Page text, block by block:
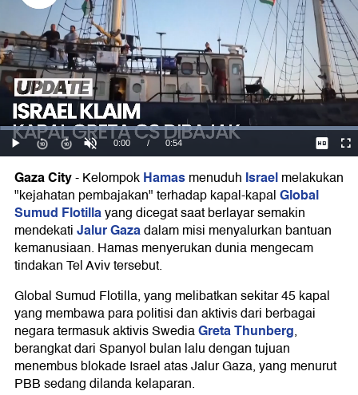
Gaza City-KelompokHamasmenuduh Israelmelakukan
"kejahatan pembajakan" terhadap kapal-kapalGlobal
Sumud Flotillayang dicegat saat berlayar semakin
mendekatiJalur Gazadalam misi menyalurkan bantuan
kemanusiaan. Hamas menyerukan dunia mengecam
tindakan Tel Aviv tersebut.
Global Sumud Flotilla, yang melibatkan sekitar 45 kapal
yang membawa para politisi dan aktivis dari berbagai
negara termasuk aktivis SwediaGreta Thunberg,
berangkat dari Spanyol bulan lalu dengan tujuan
menembus blokade Israel atas Jalur Gaza, yang menurut
PBB sedang dilanda kelaparan.